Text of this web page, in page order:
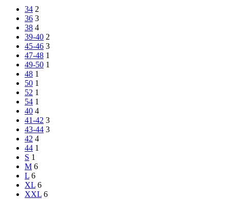
34 2
36 3
38 4
39-40 2
45-46 3
47-48 1
49-50 1
48 1
50 1
52 1
54 1
40 4
41-42 3
43-44 3
42 4
44 1
S 1
M 6
L 6
XL 6
XXL 6